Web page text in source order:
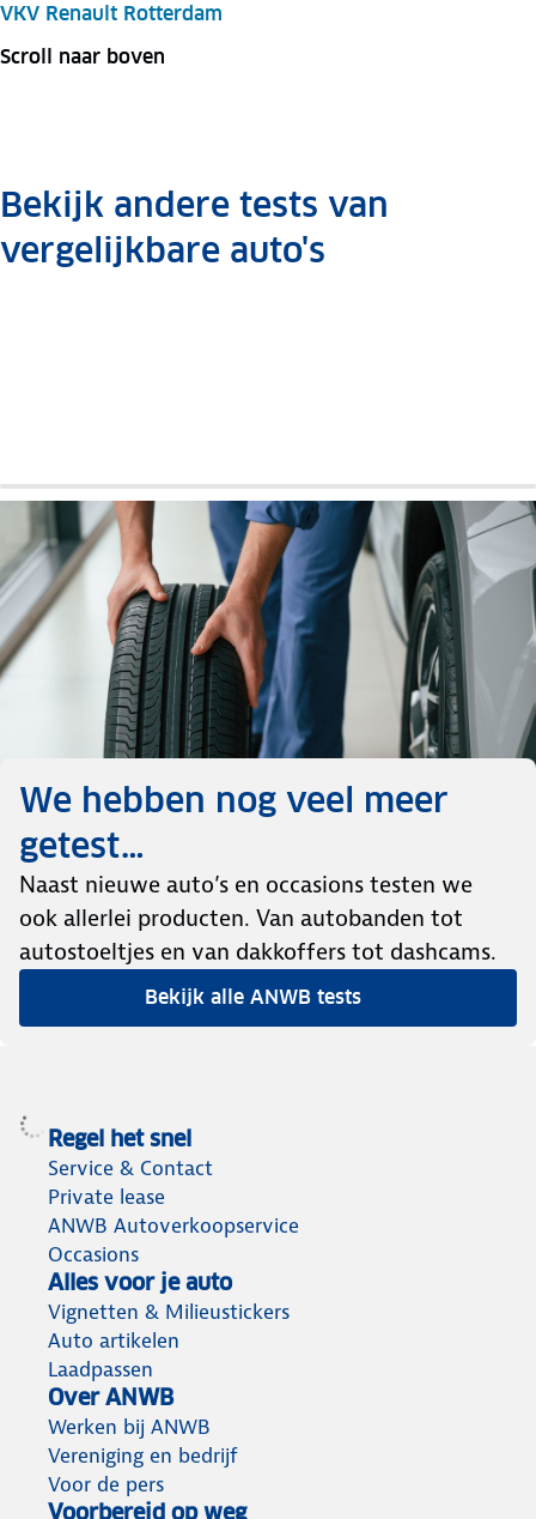
VKV Renault Rotterdam
Scroll naar boven
Bekijk andere tests van
vergelijkbare auto's
We hebben nog veel meer
getest…
Naast nieuwe auto’s en occasions testen we
ook allerlei producten. Van autobanden tot
autostoeltjes en van dakkoffers tot dashcams.
Bekijk alle ANWB tests
Regel het snel
Service & Contact
Private lease
ANWB Autoverkoopservice
Occasions
Alles voor je auto
Vignetten & Milieustickers
Auto artikelen
Laadpassen
Over ANWB
Werken bij ANWB
Vereniging en bedrijf
Voor de pers
Voorbereid op weg